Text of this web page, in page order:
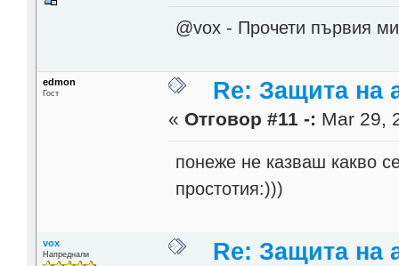
@vox - Прочети първия
edmon
Гост Re: Защита на
« Отговор #11 -: Mar 29,
понеже не казваш какво
простотия:)))
vox
Напреднали Re: Защита на